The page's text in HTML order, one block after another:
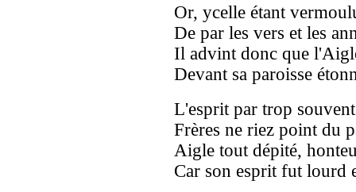
Or, ycelle étant
De par les vers et les
Il advint donc que
Devant sa paroisse
L'esprit par trop
Frères ne riez point du
Aigle tout dépité,
Car son esprit fut lourd